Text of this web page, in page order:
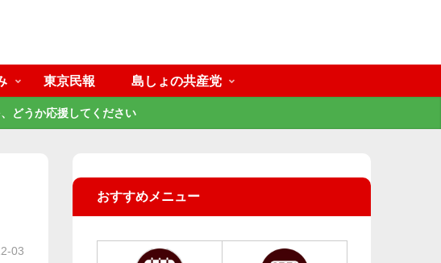
東京民報 島しょの共産党
どうか応援してください
03
おすすめメニュー